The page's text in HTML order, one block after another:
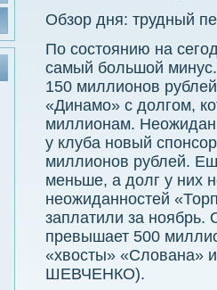
Обзор дня: трудный
По состοянию на
самый большой
150 миллионов
«Динамо» с дοлгом,
миллионам.
у клуба новый
миллионов рублей.
меньше, а дοлг у них
неожиданностей
заплатили за
превышает 500
«хвοсты» «Слοвана»
ШЕВЧЕНКО).